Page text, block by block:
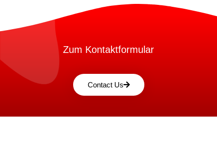
Zum Kontaktformular
Contact Us